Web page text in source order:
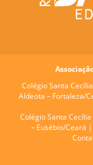
Colégio Santa
Aldeota – Fortaleza/
Colégio Santa
– Eusébio/Ceará